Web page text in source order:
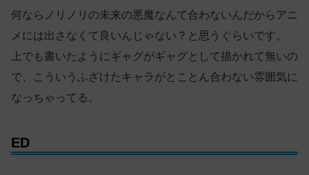
何ならノリノリの未来の悪魔なんて合わないんだからアニ
メには出さなくて良いんじゃない？と思うぐらいです。
上でも書いたようにギャグがギャグとして描かれて無いの
で、こういうふざけたキャラがとことん合わない雰囲気に
なっちゃってる。
ED